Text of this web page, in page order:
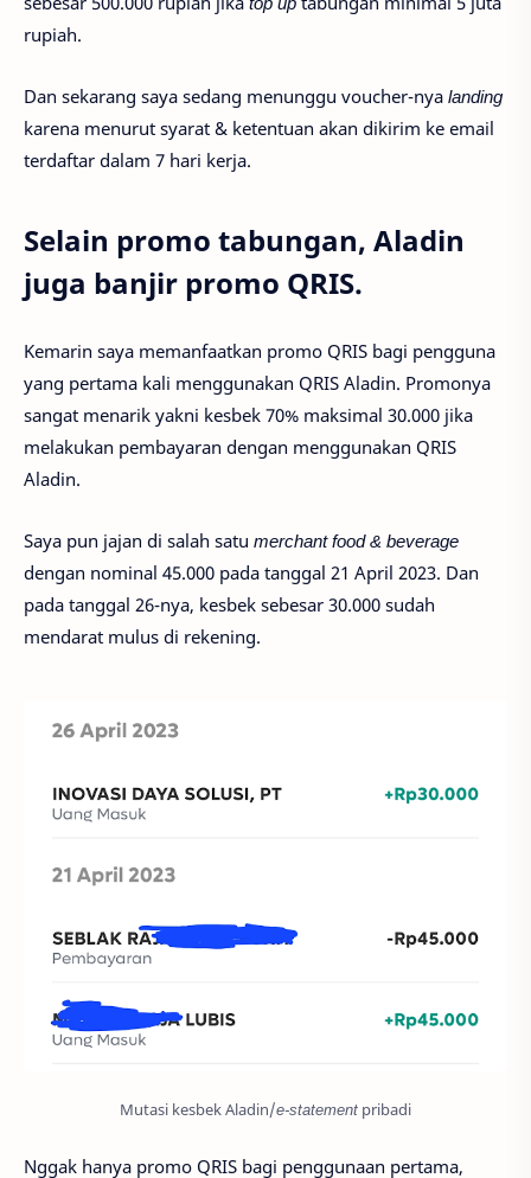
rupiah.
Dan sekarang saya sedang menunggu voucher-nya landing
karena menurut syarat & ketentuan akan dikirim ke email
terdaftar dalam 7 hari kerja.
Selain promo tabungan, Aladin
juga banjir promo QRIS.
Kemarin saya memanfaatkan promo QRIS bagi pengguna
yang pertama kali menggunakan QRIS Aladin. Promonya
sangat menarik yakni kesbek 70% maksimal 30.000 jika
melakukan pembayaran dengan menggunakan QRIS
Aladin.
Saya pun jajan di salah satu merchant food & beverage
dengan nominal 45.000 pada tanggal 21 April 2023. Dan
pada tanggal 26-nya, kesbek sebesar 30.000 sudah
mendarat mulus di rekening.
Mutasi kesbek Aladin/e-statement pribadi
Nggak hanya promo QRIS bagi penggunaan pertama,